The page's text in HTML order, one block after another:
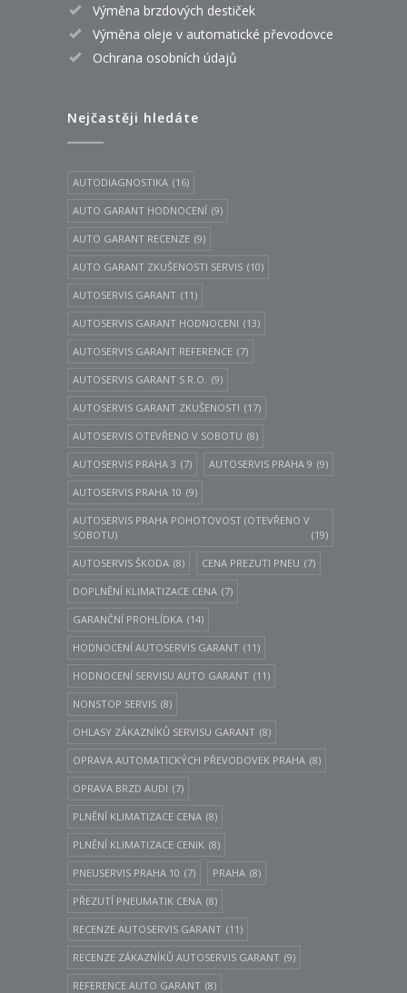
Výměna brzdových destiček
Výměna oleje v automatické převodovce
Ochrana osobních údajů
Nejčastěji hledáte
AUTODIAGNOSTIKA (16)
AUTO GARANT HODNOCENÍ (9)
AUTO GARANT RECENZE (9)
AUTO GARANT ZKUŠENOSTI SERVIS (10)
AUTOSERVIS GARANT (11)
AUTOSERVIS GARANT HODNOCENI (13)
AUTOSERVIS GARANT REFERENCE (7)
AUTOSERVIS GARANT S.R.O. (9)
AUTOSERVIS GARANT ZKUŠENOSTI (17)
AUTOSERVIS OTEVŘENO V SOBOTU (8)
AUTOSERVIS PRAHA 3 (7) AUTOSERVIS PRAHA 9 (9)
AUTOSERVIS PRAHA 10 (9)
AUTOSERVIS PRAHA POHOTOVOST (OTEVŘENO V
SOBOTU)
(19)
AUTOSERVIS ŠKODA (8) CENA PREZUTI PNEU (7)
DOPLNĚNÍ KLIMATIZACE CENA (7)
GARANČNÍ PROHLÍDKA (14)
HODNOCENÍ AUTOSERVIS GARANT (11)
HODNOCENÍ SERVISU AUTO GARANT (11)
NONSTOP SERVIS (8)
OHLASY ZÁKAZNÍKŮ SERVISU GARANT (8)
OPRAVA AUTOMATICKÝCH PŘEVODOVEK PRAHA (8)
OPRAVA BRZD AUDI (7)
PLNĚNÍ KLIMATIZACE CENA (8)
PLNĚNÍ KLIMATIZACE CENIK (8)
PNEUSERVIS PRAHA 10 (7) PRAHA (8)
PŘEZUTÍ PNEUMATIK CENA (8)
RECENZE AUTOSERVIS GARANT (11)
RECENZE ZÁKAZNÍKŮ AUTOSERVIS GARANT (9)
REFERENCE AUTO GARANT (8)